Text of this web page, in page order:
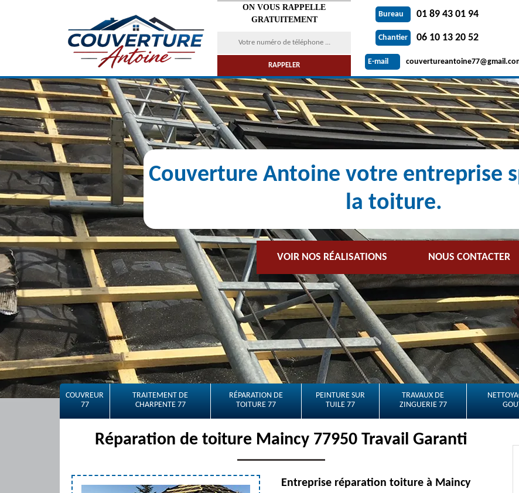
ON VOUS RAPPELLE
GRATUITEMENT
Bureau 01 89 43 01 94
Chantier 06 10 13 20 52
E-mail
Couverture Antoine votre entreprise
la toiture.
VOIR NOS RÉALISATIONS NOUS CONTACTER
COUVREUR
77
TRAITEMENT DE
CHARPENTE 77
RÉPARATION DE
TOITURE 77
PEINTURE SUR
TUILE 77
TRAVAUX DE
ZINGUERIE 77
Réparation de toiture Maincy 77950 Travail Garanti
Entreprise réparation toiture à Maincy